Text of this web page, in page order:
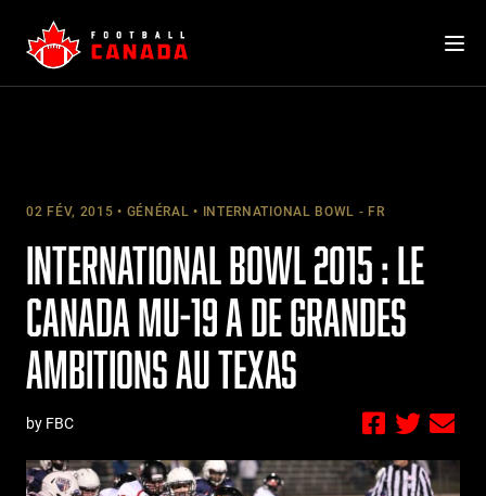
content
02 FÉV, 2015 GÉNÉRAL INTERNATIONAL BOWL - FR
INTERNATIONAL BOWL 2015 : LE
CANADA MU-19 A DE GRANDES
AMBITIONS AU TEXAS
by FBC